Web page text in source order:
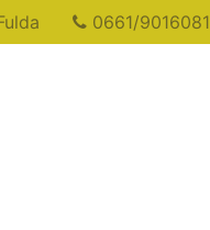
0661/9016081